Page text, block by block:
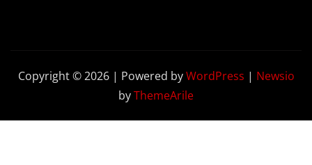
Copyright © 2026 | Powered byWordPress | Newsio
byThemeArile